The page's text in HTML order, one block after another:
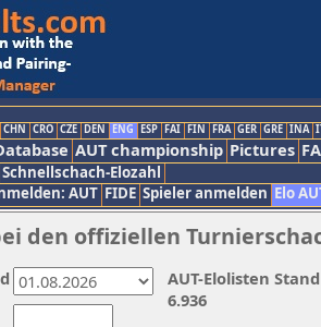
CHN CRO CZE DEN ENG ESP FAI FIN FRA GER GRE INA
AUT championship Pictures
Schnellschach-Elozahl
AUT FIDE Spieler anmelden Elo
den offiziellen
AUT-Elolisten
6.936